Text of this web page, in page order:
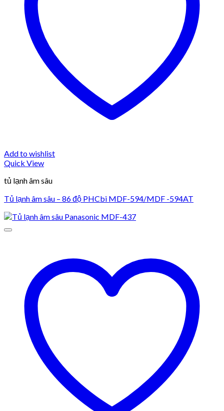
Add to wishlist
Quick View
tủ lạnh âm sâu
Tủ lạnh âm sâu – 86 độ PHCbi MDF-594/MDF -594AT